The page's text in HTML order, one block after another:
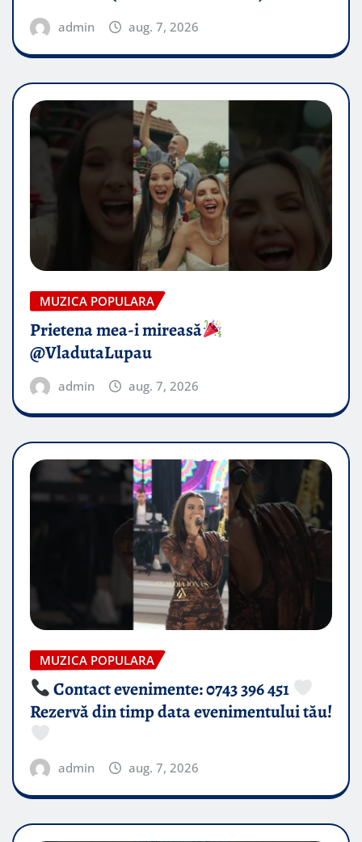
admin aug. 7, 2026
MUZICA POPULARA
Prietena mea-i mireasă​
@VladutaLupau
admin aug. 7, 2026
MUZICA POPULARA
Contact evenimente: 0743 396 451
Rezervă din timp data evenimentului tău!
admin aug. 7, 2026